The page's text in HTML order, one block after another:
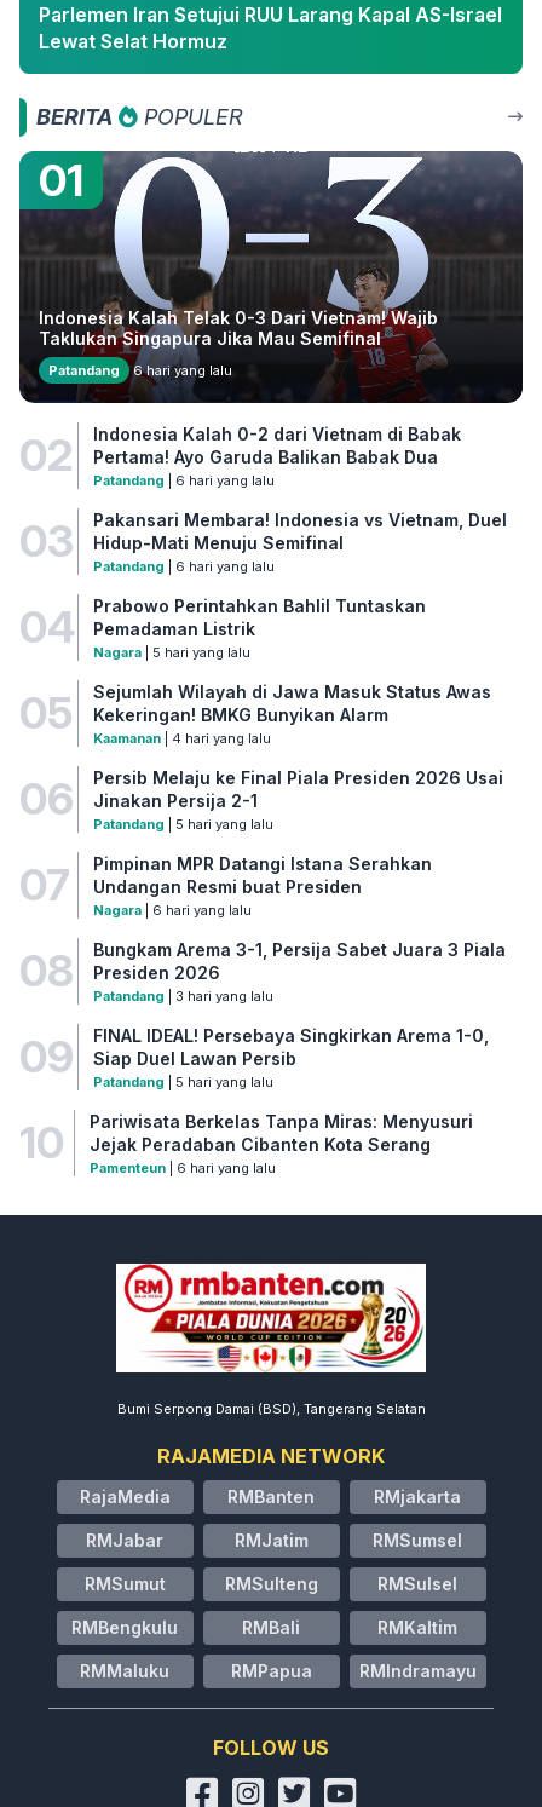
Parlemen Iran Setujui RUU Larang Kapal AS-Israel
Lewat Selat Hormuz
BERITA POPULER
01
Indonesia Kalah Telak 0-3 Dari Vietnam! Wajib
Taklukan Singapura Jika Mau Semifinal
Patandang 6 hari yang lalu
02
Indonesia Kalah 0-2 dari Vietnam di Babak
Pertama! Ayo Garuda Balikan Babak Dua
Patandang | 6 hari yang lalu
03
Pakansari Membara! Indonesia vs Vietnam, Duel
Hidup-Mati Menuju Semifinal
Patandang | 6 hari yang lalu
04
Prabowo Perintahkan Bahlil Tuntaskan
Pemadaman Listrik
Nagara| 5 hari yang lalu
05
Sejumlah Wilayah di Jawa Masuk Status Awas
Kekeringan! BMKG Bunyikan Alarm
Kaamanan| 4 hari yang lalu
06
Persib Melaju ke Final Piala Presiden 2026 Usai
Jinakan Persija 2-1
Patandang | 5 hari yang lalu
07
Pimpinan MPR Datangi Istana Serahkan
Undangan Resmi buat Presiden
Nagara| 6 hari yang lalu
08
Bungkam Arema 3-1, Persija Sabet Juara 3 Piala
Presiden 2026
Patandang | 3 hari yang lalu
09
FINAL IDEAL! Persebaya Singkirkan Arema 1-0,
Siap Duel Lawan Persib
Patandang | 5 hari yang lalu
10
Pariwisata Berkelas Tanpa Miras: Menyusuri
Jejak Peradaban Cibanten Kota Serang
Pamenteun| 6 hari yang lalu
Bumi Serpong Damai (BSD), Tangerang Selatan
RAJAMEDIA NETWORK
RajaMedia RMBanten RMjakarta
RMJabar RMJatim RMSumsel
RMSumut RMSulteng RMSulsel
RMBengkulu RMBali RMKaltim
RMMaluku RMPapua RMIndramayu
FOLLOW US